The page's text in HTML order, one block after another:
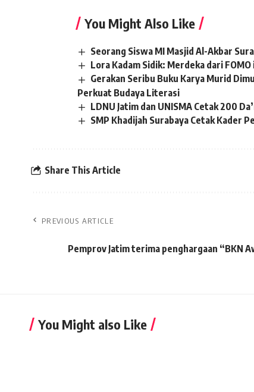
You Might Also Like
Seorang Siswa MI Masjid Al-Akbar
Lora Kadam Sidik: Merdeka dari
Gerakan Seribu Buku Karya Murid
Perkuat Budaya Literasi
LDNU Jatim dan UNISMA Cetak 200
SMP Khadijah Surabaya Cetak Kader
Share This Article
PREVIOUS ARTICLE
Pemprov Jatim terima penghargaan “BKN
You Might also Like